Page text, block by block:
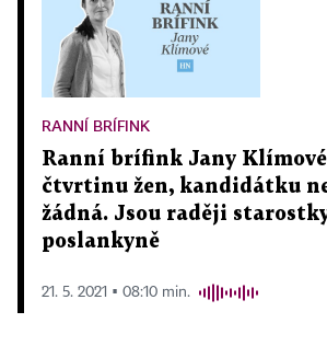
RANNÍ BRÍFINK
Ranní brífink Jany
čtvrtinu žen, kandidátku
žádná. Jsou raději
poslankyně
21. 5. 2021 ▪ 08:10 min.